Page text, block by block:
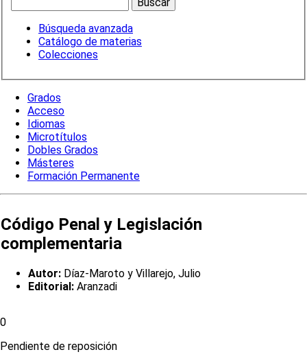
Búsqueda avanzada
Catálogo de materias
Colecciones
Grados
Acceso
Idiomas
Microtítulos
Dobles Grados
Másteres
Formación Permanente
Código Penal y Legislación
complementaria
Autor: Díaz-Maroto y Villarejo, Julio
Editorial: Aranzadi
0
Pendiente de reposición